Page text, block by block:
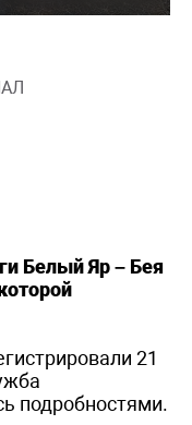
Белый Яр – Бея
21
подробностями.